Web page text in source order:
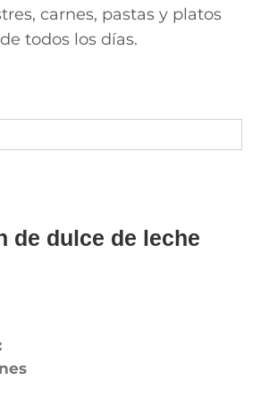
carnes, pastas y platos
de todos los días.
de dulce de leche